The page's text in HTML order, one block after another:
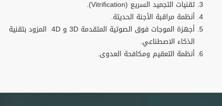
تقنيات التجميد السريع (Vitrification).
أنظمة مراقبة الأجنة الحديثة.
أجهزة الموجات فوق الصوتية المتقدمة 3D و 4D المزود بتقنية
الذكاء الاصطناعي.
أنظمة التعقيم ومكافحة العدوى.